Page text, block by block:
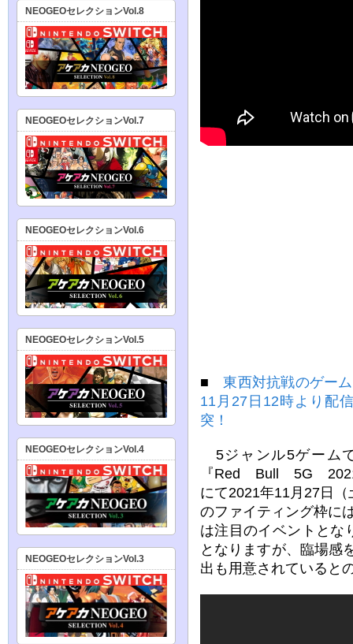
■東西対抗戦のゲー
11月27日12時より配
突！
5ジャンル5ゲーム
『Red Bull 5G 2021
にて2021年11月27日
のファイティング枠に
は注目のイベントとな
となりますが、臨場感
出も用意されていると
NEOGEOセレクションVol.8
NEOGEOセレクションVol.7
NEOGEOセレクションVol.6
NEOGEOセレクションVol.5
NEOGEOセレクションVol.4
NEOGEOセレクションVol.3